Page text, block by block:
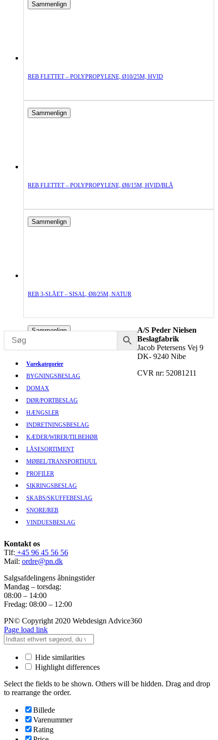
Sammenlign
REB FLETTET – POLYPROPYLENE, Ø10/25M, HVID
Sammenlign
REB FLETTET – POLYPROPYLENE, Ø8/15M, HVID/BLÅ
Sammenlign
REB 3-SLÅET – SISAL, Ø8/25M, NATUR
Sammenlign
Varekategorier
BYGNINGSBESLAG
DOMAX
DØR/PORTBESLAG
HÆNGSLER
INDRETNINGSBESLAG
KÆDER/WIRER/TILBEHØR
LÅSESORTIMENT
MØBEL/TRANSPORTHJUL
PROFILER
SIKRINGSBESLAG
SKABS/SKUFFEBESLAG
SNORE/REB
VINDUESBESLAG
A/S Peder Nielsen
Beslagfabrik
Jacob Petersens Vej 9
DK- 9240 Nibe
CVR nr: 52081211
Kontakt os
Tlf: +45 96 45 56 56
Mail: ordre@pn.dk
Salgsafdelingens åbningstider
Mandag – torsdag:
08:00 – 14:00
Fredag: 08:00 – 12:00
PN© Copyright 2020 Webdesign Advice360
Page load link
Hide similarities
Highlight differences
Select the fields to be shown. Others will be hidden. Drag and drop
to rearrange the order.
Billede
Varenummer
Rating